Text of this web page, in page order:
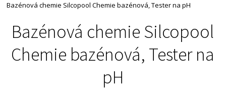
Bazénová chemie Silcopool Chemie bazénová, Tester na pH
Bazénová chemie Silcopool
Chemie bazénová, Tester na
pH